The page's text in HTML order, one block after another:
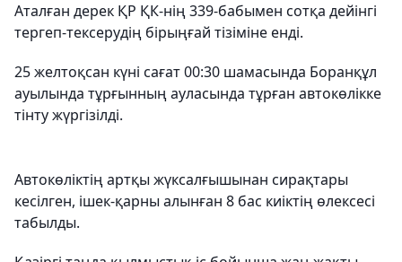
Аталған дерек ҚР ҚК-нің 339-бабымен сотқа дейінгі
тергеп-тексерудің бірыңғай тізіміне енді.
25 желтоқсан күні сағат 00:30 шамасында Боранқұл
ауылында тұрғынның ауласында тұрған автокөлікке
тінту жүргізілді.
Автокөліктің артқы жүксалғышынан сирақтары
кесілген, ішек-қарны алынған 8 бас киіктің өлексесі
табылды.